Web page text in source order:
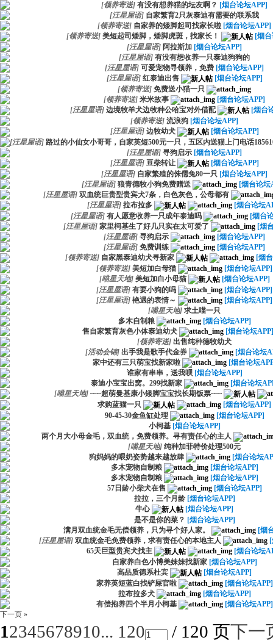
[领养寄送] 有没有想养猫的坛友啊？ [烟台论坛APP]
[汪星屋语] 自家繁育2只灰泰迪有需要的联系我
[领养寄送] 自家养的矮脚起司找家长啦 [烟台论坛APP]
[领养寄送] 美短起司矮脚，矮脚虎斑，找家长！
[烟
[汪星屋语] 阿拉斯加 [烟台论坛APP]
[汪星屋语] 有没有想收养一只泰迪狗狗的
[汪星屋语] 可爱宠物寻领养，免费 [烟台论坛APP]
[汪星屋语] 红泰迪出售
[烟台论坛APP]
[领养寄送] 免费送小猫一只
[领养寄送] 米米故事
[烟台论坛APP]
[汪星屋语] 边境牧羊犬边牧种公哈宝对外借配
[烟台
[领养寄送] 流浪狗 [烟台论坛APP]
[汪星屋语] 边牧幼犬
[烟台论坛APP]
[汪星屋语] 路过的小仙女小哥哥，自家英短500元一只，五区内送猫上门电话
[汪星屋语] 寻狗启示 [烟台论坛APP]
[汪星屋语] 豆柴转让
[烟台论坛APP]
[汪星屋语] 自家繁殖的侏儒兔80一只 [烟台论坛APP]
[汪星屋语] 狼青德牧小狗免费赠送
[烟台论坛
[汪星屋语] 双血统巨贵型贵宾犬7条，白色灰色，公母都有
[汪星屋语] 拉布拉多
[烟台论坛
[汪星屋语] 有人愿意收养一只成年泰迪吗
[烟台
[汪星屋语] 家里柯基生了好几只实在太可爱了
[烟
[汪星屋语] 寻狗启示
[烟台论坛APP]
[汪星屋语] 免费训练
[烟台论坛APP]
[领养寄送] 自家黑泰迪幼犬寻新家
[烟
[领养寄送] 美短加白母猫
[烟台论坛APP]
[喵星天地] 美短加白小母猫
[烟台论坛APP]
[汪星屋语] 有要小狗的吗
[烟台论坛APP]
[汪星屋语] 艳遇的表情～
[烟台论坛APP]
[喵星天地] 求土喵一只
多木自制粮
[烟台论坛APP]
售自家繁育灰色小体泰迪幼犬
[烟台论坛APP]
[领养寄送] 出售纯种德牧幼犬
[活动会锦] 出手我是歌手代金券
[烟台论坛
家中还有三只萌宝找新家啦
[烟台论坛
谁家有串串，送我呗 [烟台论坛APP]
泰迪小宝宝出窝。299找新家
[烟台论坛
[喵星天地] ~~~超萌曼基康小矮脚宝宝找长期饭票~~~
求购蓝猫一只
[烟台论坛APP]
90-45-30金鱼缸处理
[烟台论坛APP]
小柯基 [烟台论坛APP]
两个月大小母金毛，双血统，免费领养。寻有责任心的主人
[喵星天地] 纯种加菲特价处理500元
狗妈妈的喂奶姿势越来越放肆
[烟台论坛
多木宠物自制粮
[烟台论坛APP]
多木宠物自制粮
[烟台论坛APP]
57日龄小柴犬在售
[烟台论坛APP]
拉拉，三个月龄 [烟台论坛APP]
牛心
[烟台论坛APP]
是不是你的菜？ [烟台论坛APP]
满月双血统金毛无偿领养，只为寻个好人家。
[烟
[汪星屋语] 双血统金毛免费领养，求有责任心的本地主人
65天巨型贵宾犬找主
[烟台论坛
自家养白色小博美妹妹找新家 [烟台论坛APP]
高品质德系杜宾
[烟台论坛APP]
家养英短蓝白找铲屎官啦
[烟台论坛APP]
拉布拉多犬
[烟台论坛APP]
有偿抱养四个半月小柯基
[烟台论坛APP]
下一页 »
12345678910... 120 / 120 页下一